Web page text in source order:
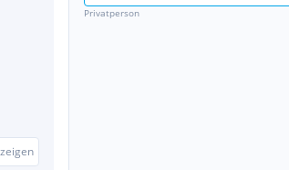
Privatperson